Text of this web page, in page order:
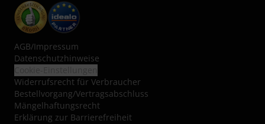
AGB/Impressum
Datenschutzhinweise
Widerrufsrecht für Verbraucher
Bestellvorgang/Vertragsabschluss
Mängelhaftungsrecht
Erklärung zur Barrierefreiheit